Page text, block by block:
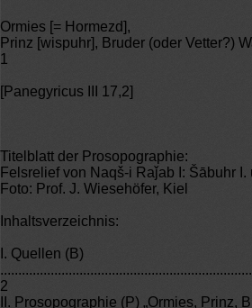
Ormies [= Hormezd],
Prinz [wispuhr], Bruder (oder Vetter?)
1
[Panegyricus III 17,2]
Titelblatt der Prosopographie:
Felsrelief von Naqš-i Raǰab I: Šābuhr I.
Foto: Prof. J. Wiesehöfer, Kiel
Inhaltsverzeichnis:
I. Quellen (B)
2
II. Prosopographie (P) „Ormies, Prinz,